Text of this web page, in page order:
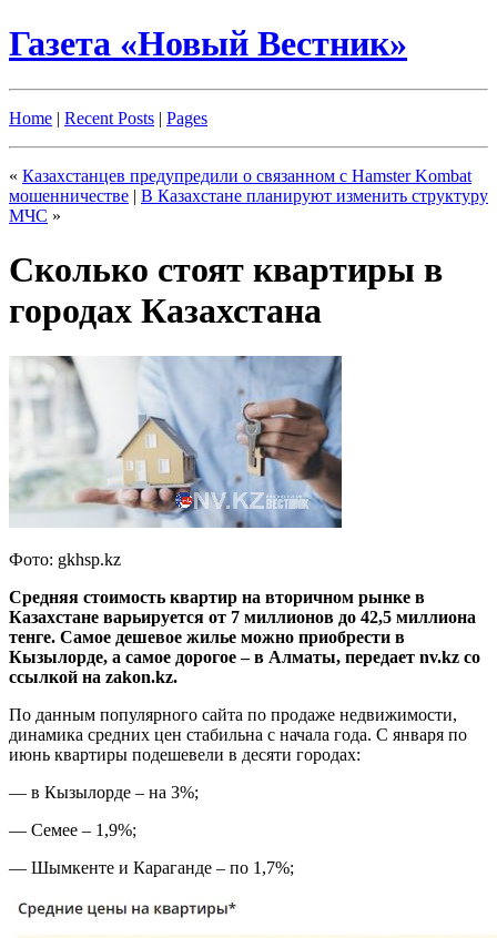
Газета «Новый Вестник»
Home | Recent Posts | Pages
« Казахстанцев предупредили о связанном с Hamster Kombat
мошенничестве | В Казахстане планируют изменить структуру
МЧС »
Сколько стоят квартиры в
городах Казахстана
Фото: gkhsp.kz
Средняя стоимость квартир на вторичном рынке в
Казахстане варьируется от 7 миллионов до 42,5 миллиона
тенге. Самое дешевое жилье можно приобрести в
Кызылорде, а самое дорогое – в Алматы, передает nv.kz со
ссылкой на zakon.kz.
По данным популярного сайта по продаже недвижимости,
динамика средних цен стабильна с начала года. С января по
июнь квартиры подешевели в десяти городах:
— в Кызылорде – на 3%;
— Семее – 1,9%;
— Шымкенте и Караганде – по 1,7%;